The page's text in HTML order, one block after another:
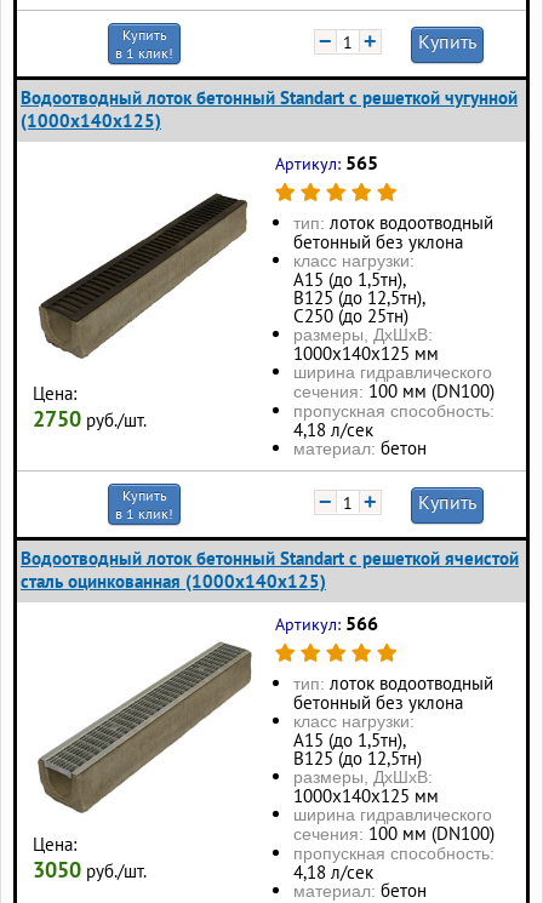
Купить
в 1 клик!
− + Купить
Водоотводный лоток бетонный Standart с решеткой чугунной
(1000x140x125)
Цена:
2750 руб./шт.
Артикул: 565
тип: лоток водоотводный
бетонный без уклона
класс нагрузки:
А15 (до 1,5тн),
В125 (до 12,5тн),
С250 (до 25тн)
размеры, ДхШхВ:
1000х140х125 мм
ширина гидравлического
сечения: 100 мм (DN100)
пропускная способность:
4,18 л/сек
материал: бетон
Купить
в 1 клик!
− + Купить
Водоотводный лоток бетонный Standart с решеткой ячеистой
сталь оцинкованная (1000x140x125)
Цена:
3050 руб./шт.
Артикул: 566
тип: лоток водоотводный
бетонный без уклона
класс нагрузки:
А15 (до 1,5тн),
В125 (до 12,5тн)
размеры, ДхШхВ:
1000х140х125 мм
ширина гидравлического
сечения: 100 мм (DN100)
пропускная способность:
4,18 л/сек
материал: бетон